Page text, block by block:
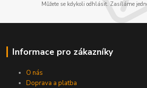
Můžete se kdykoli odhlásit. Zasíláme
Informace pro zákazníky
O nás
Doprava a platba